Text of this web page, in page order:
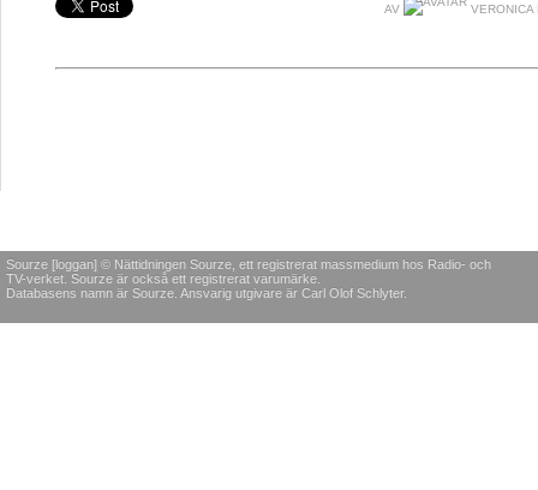
AV VERONICA
Sourze [loggan] © Nättidningen Sourze, ett registrerat massmedium hos Radio- och
TV-verket. Sourze är också ett registrerat varumärke.
Databasens namn är Sourze. Ansvarig utgivare är Carl Olof Schlyter.